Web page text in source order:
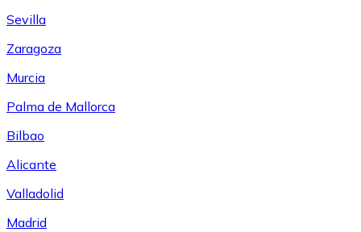
Sevilla
Zaragoza
Murcia
Palma de Mallorca
Bilbao
Alicante
Valladolid
Madrid